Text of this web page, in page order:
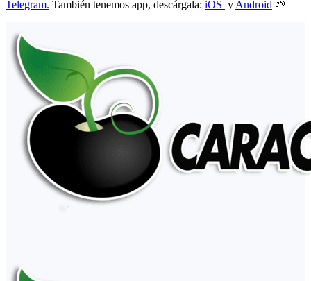
Telegram. También tenemos app, descárgala: iOS y Android 🌱